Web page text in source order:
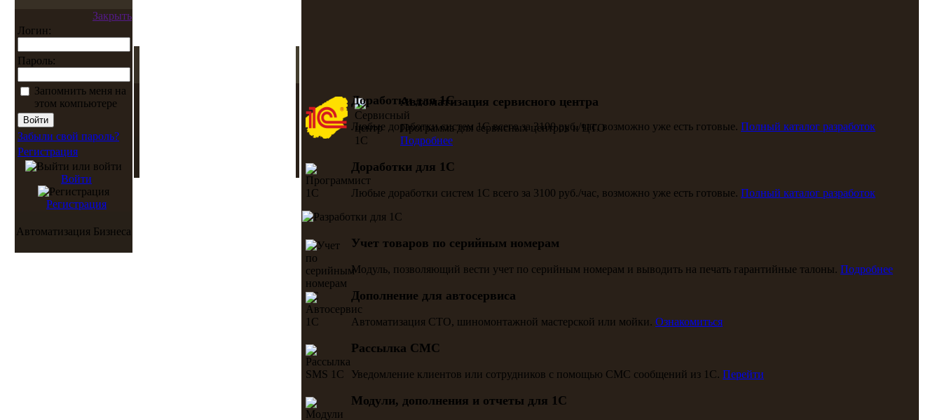
Закрыть
Логин:
Пароль:
Запомнить меня на
этом компьютере
Забыли свой пароль?
Регистрация
Войти
Регистрация
Автоматизация Бизнеса
Доработки для 1С
Любые доработки систем 1С всего за 3100 руб./час, возможно уже есть готовые. Полный каталог разработок
Автоматизация сервисного центра
Программа для сервисных центров и ЦТО
Подробнее
Доработки для 1С
Любые доработки систем 1С всего за 3100 руб./час, возможно уже есть готовые. Полный каталог разработок
Учет товаров по серийным номерам
Модуль, позволяющий вести учет по серийным номерам и выводить на печать гарантийные талоны. Подробнее
Дополнение для автосервиса
Автоматизация СТО, шиномонтажной мастерской или мойки. Ознакомиться
Рассылка СМС
Уведомление клиентов или сотрудников с помощью СМС сообщений из 1С. Перейти
Модули, дополнения и отчеты для 1С